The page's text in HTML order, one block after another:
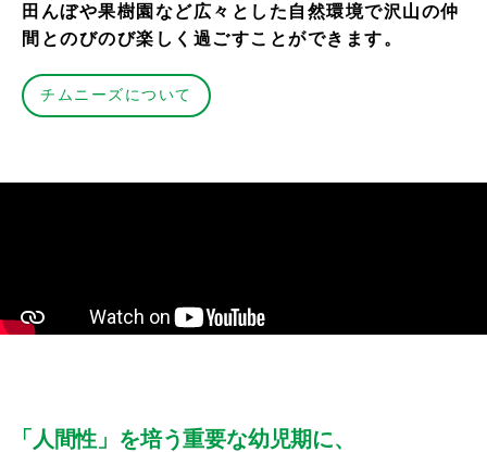
田んぼや果樹園など広々とした自然環境で沢山の仲
間とのびのび楽しく過ごすことができます。
チムニーズについて
「人間性」を培う重要な幼児期に、